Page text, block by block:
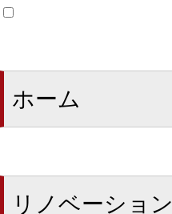
ホーム
リノベーション